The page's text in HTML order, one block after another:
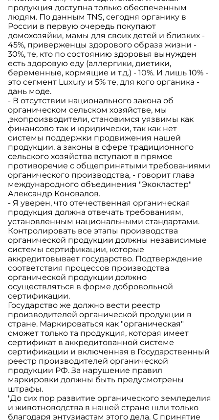
продукция доступна только обеспеченным
людям. По данным TNS, сегодня органику в
России в первую очередь покупают
домохозяйки, мамы для своих детей и близких -
45%, приверженцы здорового образа жизни -
30%, те, кто по состоянию здоровья вынужден
есть здоровую еду (аллергики, диетики,
беременные, кормящие и т.д.) - 10%. И лишь 10% -
это сегмент Luxury и 5% те, для кого органика -
дань моде.
- В отсутствии национального закона об
органическом сельском хозяйстве, мы
,экопроизводители, становимся уязвимы как
финансово так и юридически, так как нет
системы поддержки продвижения нашей
продукции, а законы в сфере традиционного
сельского хозяйства вступают в прямое
противоречие с общепринятыми требованиями
органического производства, - говорит глава
международного объединения "Экокластер"
Александр Коновалов.
- Я уверен, что отечественная органическая
продукция должна отвечать требованиям,
установленным национальными стандартами.
Контролировать все этапы производства
органической продукции должны независимые
системы сертификации, которые
аккредитовывает государство. Подтверждение
соответствия процессов производства
органической продукции должно
осуществляться в форме добровольной
сертификации.
Государство же должно вести реестр
производителей органической продукции в
стране. Маркироваться как "органическая"
сможет только та продукция, которая имеет
сертификат в аккредитованной системе
сертификации и включенная в Государственный
реестр производителей органической
продукции РФ. За нарушение правил
маркировки должны быть предусмотрены
штрафы.
"До сих пор развитие органического земледелия
и животноводства в нашей стране шли только
благодаря энтузиастам этого дела. С принятие